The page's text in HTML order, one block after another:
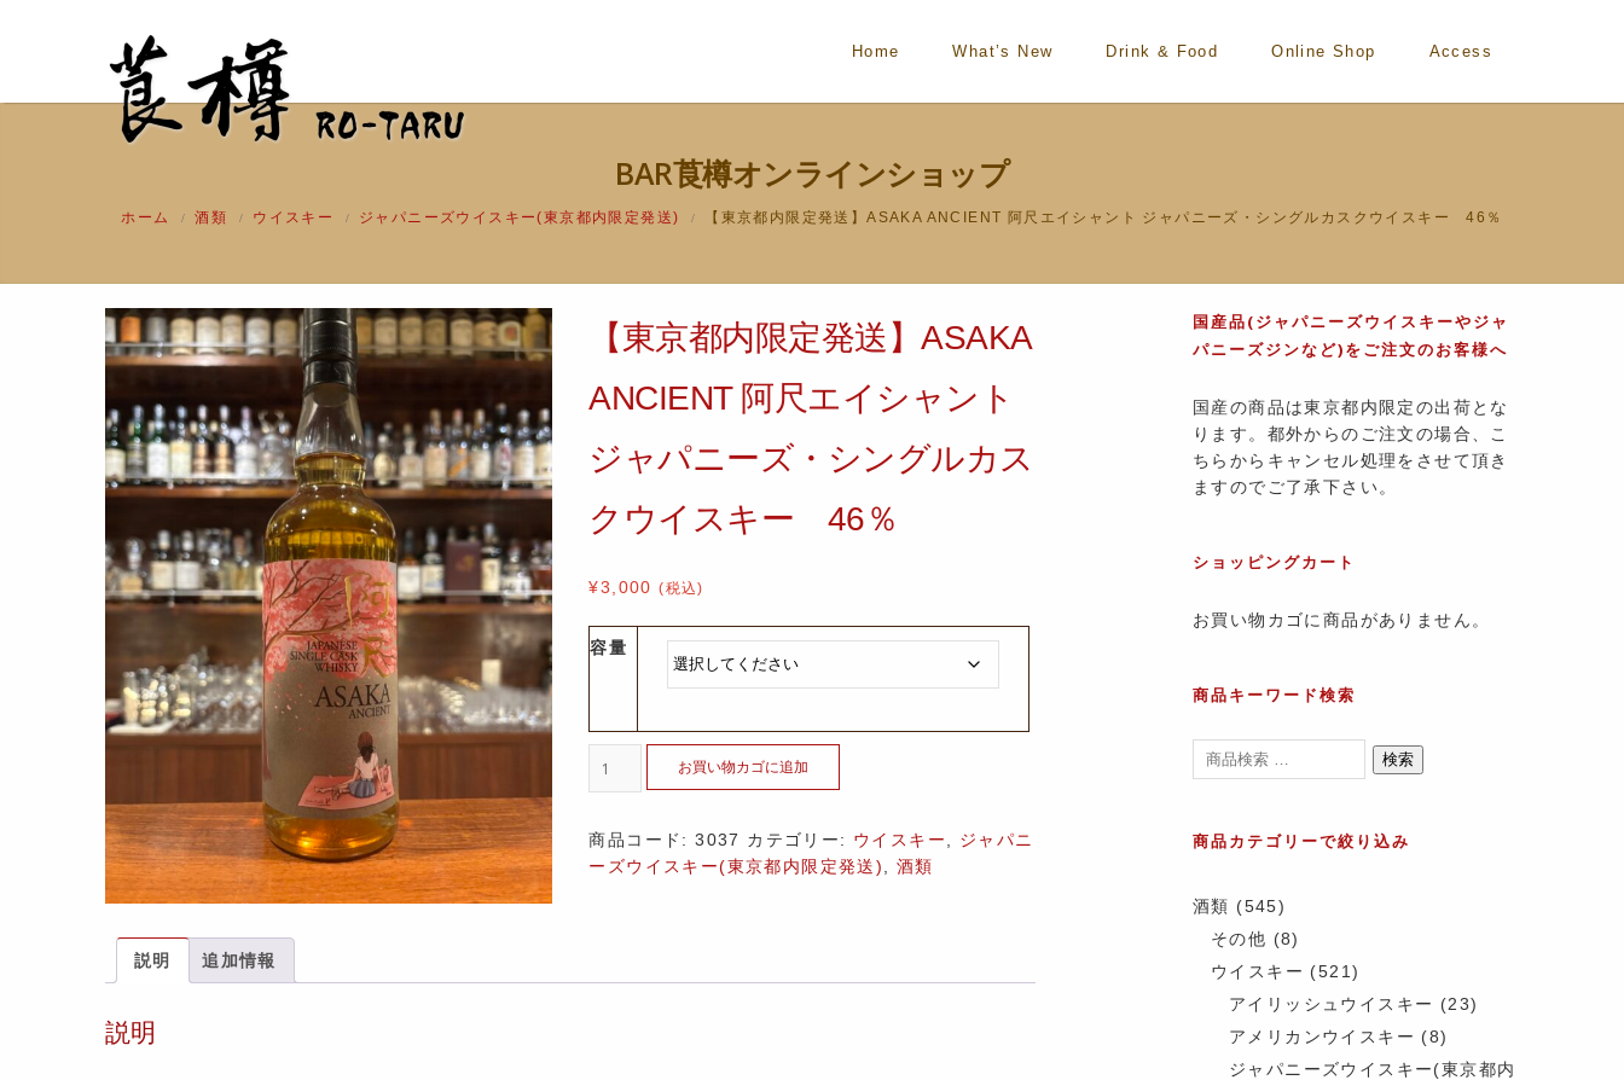
Home What’s New Drink & Food Online Shop Access
BAR莨樽オンラインショップ
ホーム / 酒類 / ウイスキー / ジャパニーズウイスキー(東京都内限定発送) / 【東京都内限定発送】ASAKA ANCIENT 阿尺エイシャント ジャパニーズ・シングルカスクウイスキー 46％
【東京都内限定発送】ASAKA
ANCIENT 阿尺エイシャント
ジャパニーズ・シングルカス
クウイスキー 46％
¥3,000 (税込)
容量
お買い物カゴに追加
商品コード:3037 カテゴリー: ウイスキー
ジャパニ
ーズウイスキー(東京都内限定発送)
,酒類
説明 追加情報
説明
国産品(ジャパニーズウイスキーやジャ
パニーズジンなど)をご注文のお客様へ
国産の商品は東京都内限定の出荷とな
ります。都外からのご注文の場合、こ
ちらからキャンセル処理をさせて頂き
ますのでご了承下さい。
ショッピングカート
お買い物カゴに商品がありません。
商品キーワード検索
検索
商品カテゴリーで絞り込み
酒類 (545)
その他 (8)
ウイスキー (521)
アイリッシュウイスキー (23)
アメリカンウイスキー (8)
ジャパニーズウイスキー(東京都内